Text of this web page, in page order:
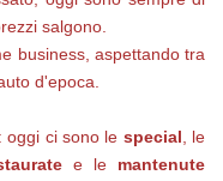
salgono.
business, aspettando tra
d'epoca.
oggi ci sono le special, le
e le mantenute